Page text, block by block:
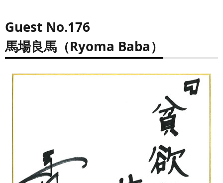
Guest No.176
馬場良馬（Ryoma Baba）